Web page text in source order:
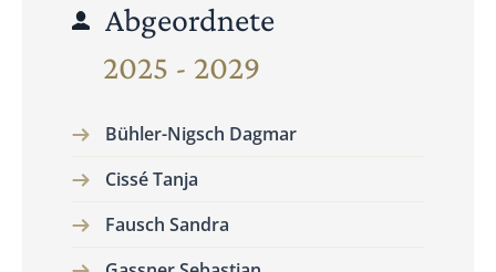
Abgeordnete
2025 - 2029
Bühler-Nigsch Dagmar
Cissé Tanja
Fausch Sandra